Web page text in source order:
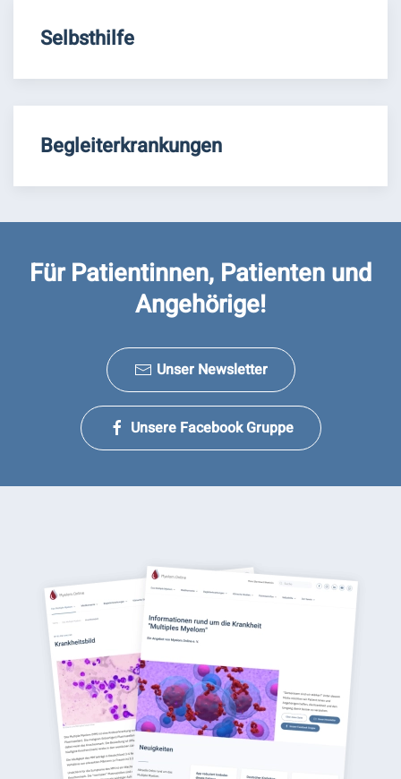
Selbsthilfe
Begleiterkrankungen
Für Patientinnen, Patienten und
Angehörige!
Unser Newsletter
Unsere Facebook Gruppe